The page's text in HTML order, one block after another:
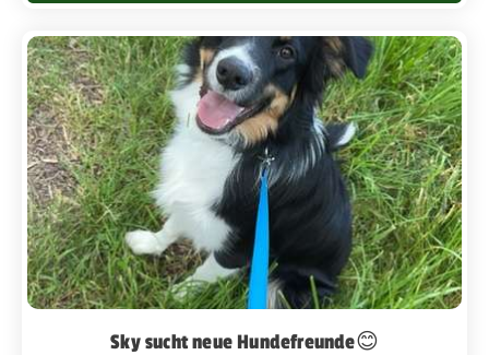
Sky sucht neue Hundefreunde😊